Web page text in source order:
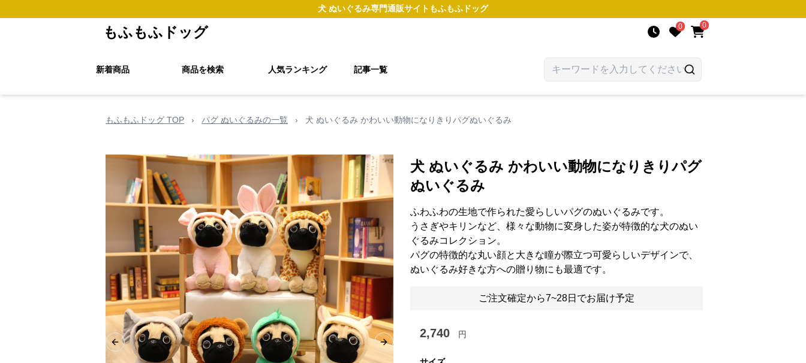
犬 ぬいぐるみ専門通販サイト もふもふドッグ
もふもふドッグ 0 0
新着商品 商品を検索 人気ランキング 記事一覧
もふもふドッグ TOP › パグ ぬいぐるみの一覧 › 犬 ぬいぐるみ かわいい動物になりきりパグぬいぐるみ
Previous slide Next slide
犬 ぬいぐるみ かわいい動物になりきりパグ
ぬいぐるみ
ふわふわの生地で作られた愛らしいパグのぬいぐるみです。
うさぎやキリンなど、様々な動物に変身した姿が特徴的な犬のぬい
ぐるみコレクション。
パグの特徴的な丸い顔と大きな瞳が際立つ可愛らしいデザインで、
ぬいぐるみ好きな方への贈り物にも最適です。
ご注文確定から7~28日でお届け予定
2,740 円